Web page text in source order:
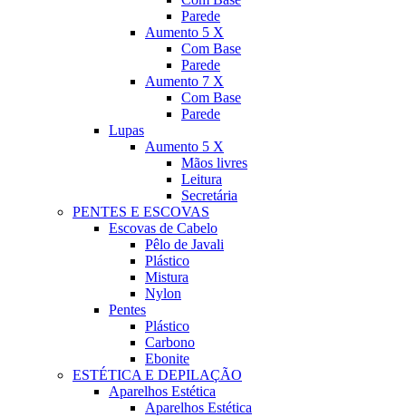
Parede
Aumento 5 X
Com Base
Parede
Aumento 7 X
Com Base
Parede
Lupas
Aumento 5 X
Mãos livres
Leitura
Secretária
PENTES E ESCOVAS
Escovas de Cabelo
Pêlo de Javali
Plástico
Mistura
Nylon
Pentes
Plástico
Carbono
Ebonite
ESTÉTICA E DEPILAÇÃO
Aparelhos Estética
Aparelhos Estética